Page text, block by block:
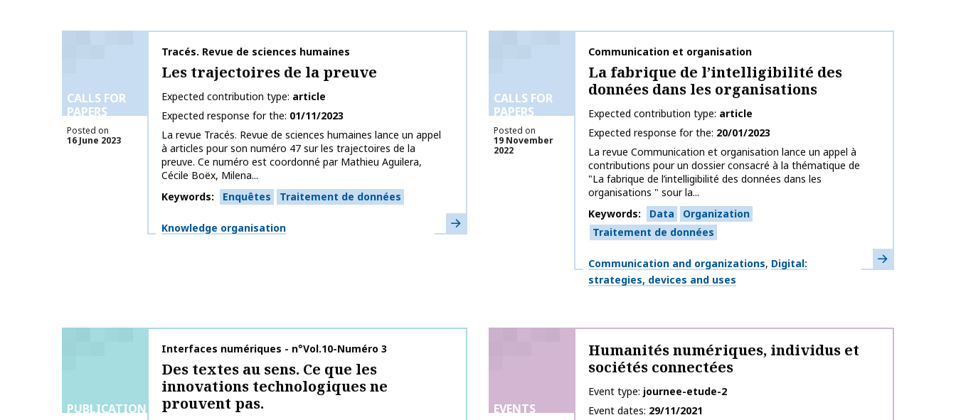
CALLS FOR
PAPERS
Posted on
16 June 2023
Publication name
Tracés. Revue de sciences humaines
Les trajectoires de la preuve
Expected contribution type article
Expected response for the 01/11/2023
La revue Tracés. Revue de sciences humaines lance un appel
à articles pour son numéro 47 sur les trajectoires de la
preuve. Ce numéro est coordonné par Mathieu Aguilera,
Cécile Boëx, Milena...
Keywords
Enquêtes Traitement de données
Themes
Knowledge organisation Learn more
CALLS FOR
PAPERS
Posted on
19 November
2022
Publication name
Communication et organisation
La fabrique de l’intelligibilité des
données dans les organisations
Expected contribution type article
Expected response for the 20/01/2023
La revue Communication et organisation lance un appel à
contributions pour un dossier consacré à la thématique de
"La fabrique de l’intelligibilité des données dans les
organisations " sour la...
Keywords
Data
Organization
Traitement de données
Themes
Communication and organizations Digital:
strategies, devices and uses
Learn more
PUBLICATIONS
Publication name
Interfaces numériques - n°Vol.10-Numéro 3
Des textes au sens. Ce que les
innovations technologiques ne
prouvent pas.
EVENTS
Humanités numériques, individus et
sociétés connectées
Event type journee-etude-2
Event dates 29/11/2021